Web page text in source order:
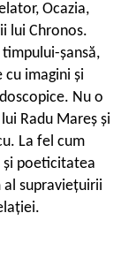
Ocazia,
lui Chronos.
șansă,
imagini și
Nu o
Radu Mareș și
La fel cum
și poeticitatea
supraviețuirii